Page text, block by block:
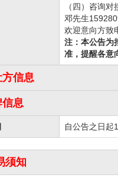
（四）咨询对
邓先生
欢迎意向方致
注：本公告为
准，提醒各意
信息
信息
自公告之日起
须知